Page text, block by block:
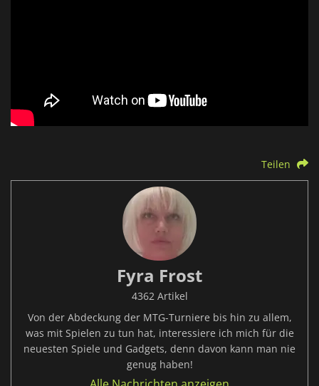
Teilen
Fyra Frost
4362 Artikel
Von der Abdeckung der MTG-Turniere bis hin zu allem,
was mit Spielen zu tun hat, interessiere ich mich für die
neuesten Spiele und Gadgets, denn davon kann man nie
genug haben!